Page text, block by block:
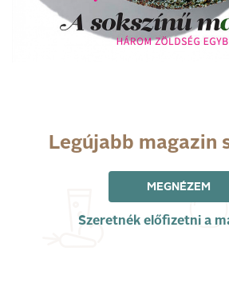
Legújabb magazin
MEGNÉZEM
Szeretnék előfizetni a